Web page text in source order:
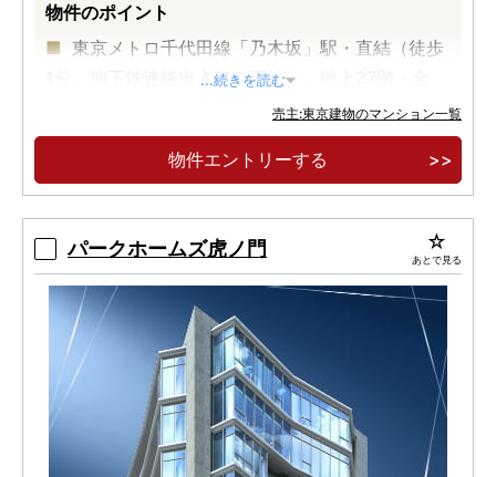
物件のポイント
東京メトロ千代田線「乃木坂」駅・直結（徒歩
1分、地下鉄連絡出入口に直結）、地上27階・全
...続きを読む
売主:東京建物のマンション一覧
物件エントリーする
パークホームズ虎ノ門 あとで見る